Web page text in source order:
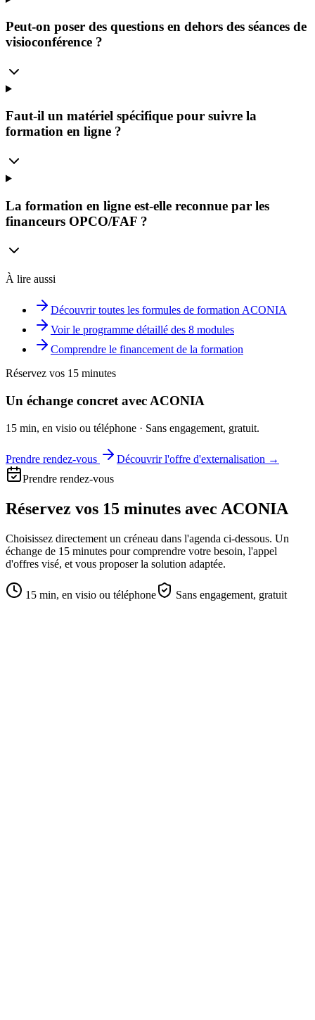
Peut-on poser des questions en dehors des séances de
visioconférence ?
Faut-il un matériel spécifique pour suivre la
formation en ligne ?
La formation en ligne est-elle reconnue par les
financeurs OPCO/FAF ?
À lire aussi
Découvrir toutes les formules de formation ACONIA
Voir le programme détaillé des 8 modules
Comprendre le financement de la formation
Réservez vos 15 minutes
Un échange concret avec ACONIA
15 min, en visio ou téléphone · Sans engagement, gratuit.
Prendre rendez-vous
Découvrir l'offre d'externalisation →
Prendre rendez-vous
Réservez vos 15 minutes avec ACONIA
Choisissez directement un créneau dans l'agenda ci-dessous. Un
échange de 15 minutes pour comprendre votre besoin, l'appel
d'offres visé, et vous proposer la solution adaptée.
15 min, en visio ou téléphone Sans engagement, gratuit